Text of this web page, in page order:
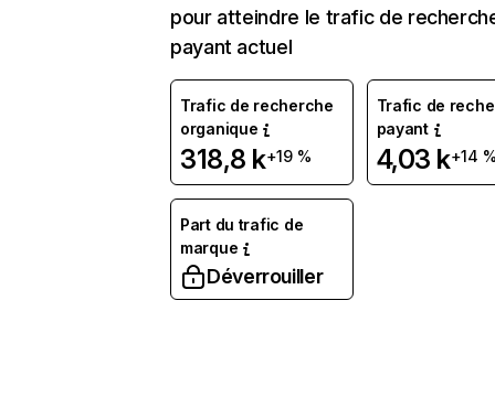
pour atteindre le trafic de
payant actuel
Trafic de recherche
organique
318,8 k+19 %
Trafic de
payant
4,03 k+14
Part du trafic de
marque
Déverrouiller